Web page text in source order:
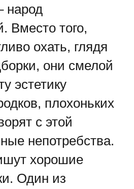
народ
Вместо того,
охать, глядя
они смелой
эстетику
плохоньких
с этой
непотребства.
хорошие
Один из